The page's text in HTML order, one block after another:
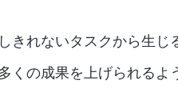
きれないタスクから生じ
くの成果を上げられる